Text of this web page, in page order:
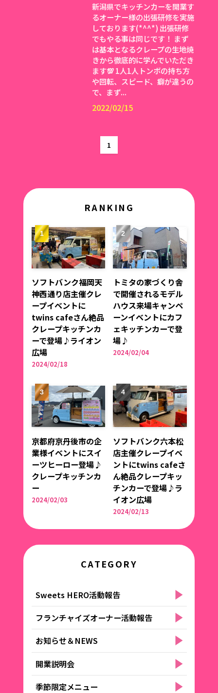
新潟県でキッチンカーを開業す
るオーナー様の出張研修を実施
しております(*^^*) 出張研修
でもやる事は同じです！ まず
は基本となるクレープの生地焼
きから徹底的に学んでいただき
ます💯 1人1人トンボの持ち方
や回転、スピード、癖が違うの
で、まず...
2022/02/15
1
RANKING
ソフトバンク福岡天
神西通り店主催クレ
ープイベントに
twins cafeさん絶品
クレープキッチンカ
ーで登場♪ライオン
広場
2024/02/18
トミタの家づくり舎
で開催されるモデル
ハウス来場キャンペ
ーンイベントにカフ
ェキッチンカーで登
場♪
2024/02/04
京都府京丹後市の企
業様イベントにスイ
ーツヒーロー登場♪
クレープキッチンカ
ー
2024/02/03
ソフトバンク六本松
店主催クレープイベ
ントにtwins cafeさ
ん絶品クレープキッ
チンカーで登場♪ラ
イオン広場
2024/02/13
CATEGORY
Sweets HERO活動報告
フランチャイズオーナー活動報告
お知らせ＆NEWS
開業説明会
季節限定メニュー